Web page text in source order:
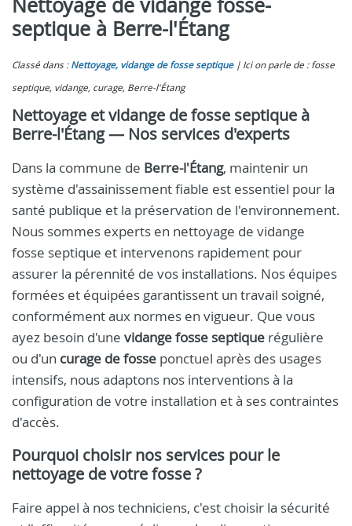
septique à Berre-l'Étang
Classé dans : Nettoyage, vidange de fosse septique
Ici on parle de : fosse
septique, vidange, curage, Berre-l'Étang
Nettoyage et vidange de fosse septique à
Berre-l'Étang — Nos services d'experts
Dans la commune de Berre-l'Étang, maintenir un
système d'assainissement fiable est essentiel pour la
santé publique et la préservation de l'environnement.
Nous sommes experts en nettoyage de vidange
fosse septique et intervenons rapidement pour
assurer la pérennité de vos installations. Nos équipes
formées et équipées garantissent un travail soigné,
conformément aux normes en vigueur. Que vous
ayez besoin d'une vidange fosse septique régulière
ou d'un curage de fosse ponctuel après des usages
intensifs, nous adaptons nos interventions à la
configuration de votre installation et à ses contraintes
d'accès.
Pourquoi choisir nos services pour le
nettoyage de votre fosse ?
Faire appel à nos techniciens, c'est choisir la sécurité